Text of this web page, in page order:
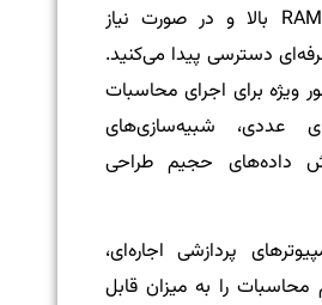
هسته‌ای، حافظه RAM بالا و در صورت نیاز
دسترسی پیدا می‌کنید.
ویژه برای اجرای محاسبات
عددی، شبیه‌سازی‌های
داده‌های حجیم طراحی
پردازشی اجاره‌ای،
را به میزان قابل